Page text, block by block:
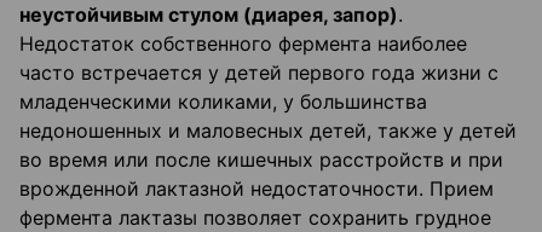
неустойчивым стулом (диарея, запор).
Недостаток собственного фермента наиболее
часто встречается у детей первого года жизни с
младенческими коликами, у большинства
недоношенных и маловесных детей, также у детей
во время или после кишечных расстройств и при
врожденной лактазной недостаточности. Прием
фермента лактазы позволяет сохранить грудное